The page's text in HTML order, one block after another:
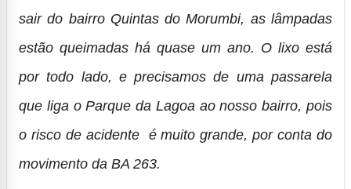
sair do bairro Quintas do Morumbi, as lâmpadas
estão queimadas há quase um ano. O lixo está
por todo lado, e precisamos de uma passarela
que liga o Parque da Lagoa ao nosso bairro, pois
o risco de acidente é muito grande, por conta do
movimento da BA 263.